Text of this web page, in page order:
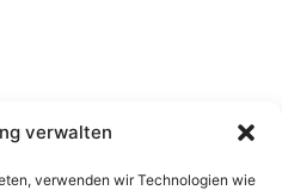
verwalten
verwenden wir Technologien wie